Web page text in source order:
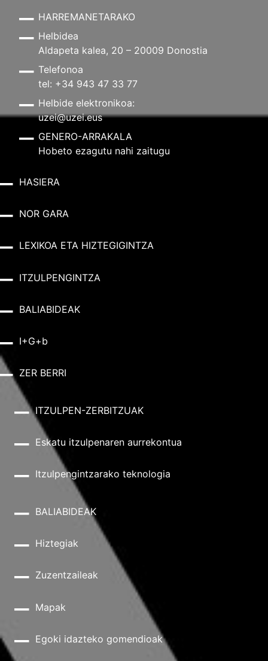
HARREMANETARAKO
Helbidea
Aldapeta kalea, 20 – 20009 Donostia
Telefonoa
tel: +34 943 47 33 77
Helbide elektronikoa:
uzei@uzei.eus
GENERO-ARRAKALA
Hobeto ezagutu nahi zaitugu
HASIERA
NOR GARA
LEXIKOA ETA HIZTEGIGINTZA
ITZULPENGINTZA
BALIABIDEAK
I+G+b
ZER BERRI
ITZULPEN-ZERBITZUAK
Eskatu itzulpenaren aurrekontua
Itzulpengintzarako teknologia
BALIABIDEAK
Hiztegiak
Zuzentzaileak
Mapak
Egoki idazteko gomendioak